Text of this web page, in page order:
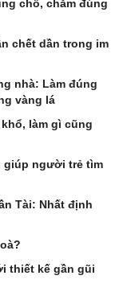
chỗ, chăm đúng
chết dần trong im
nhà: Làm đúng
vàng lá
làm gì cũng
giúp người trẻ tìm
Tài: Nhất định
thiết kế gần gũi